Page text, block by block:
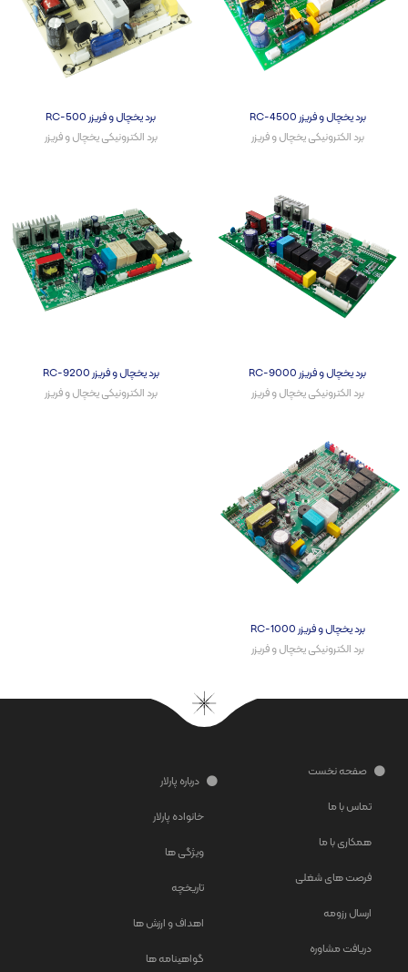
برد یخچال و فریزر RC-4500
برد الکترونیکی یخچال و فریزر​
برد یخچال و فریزر RC-500
برد الکترونیکی یخچال و فریزر​
برد یخچال و فریزر RC-9000
برد الکترونیکی یخچال و فریزر​
برد یخچال و فریزر RC-9200
برد الکترونیکی یخچال و فریزر​
برد یخچال و فریزر RC-1000
برد الکترونیکی یخچال و فریزر​
صفحه نخست
تماس با ما
همکاری با ما
فرصت های شغلی
ارسال رزومه
دریافت مشاوره
درباره پارلار
خانواده پارلار
ویژگی ها
تاریخچه
اهداف و ارزش ها
گواهینامه ها